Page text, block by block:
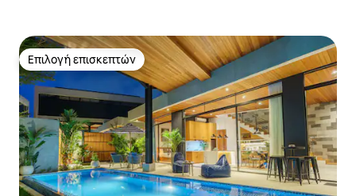
Επιλογή επισκεπτών
Επιλογή επισκεπτών